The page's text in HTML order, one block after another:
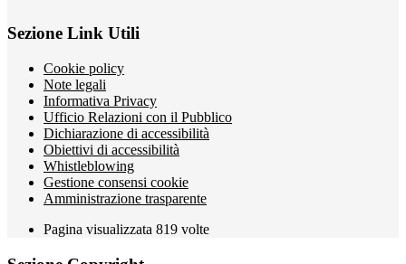
Sezione Link Utili
Cookie policy
Note legali
Informativa Privacy
Ufficio Relazioni con il Pubblico
Dichiarazione di accessibilità
Obiettivi di accessibilità
Whistleblowing
Gestione consensi cookie
Amministrazione trasparente
Pagina visualizzata 819 volte